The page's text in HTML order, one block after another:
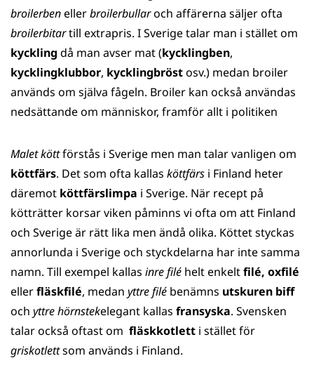
broilerbenellerbroilerbullaroch affärerna säljer ofta
broilerbitartill extrapris. I Sverige talar man i stället om
kyckling då man avser mat (kycklingben,
kycklingklubbor, kycklingbröstosv.) medan broiler
används om själva fågeln. Broiler kan också användas
nedsättande om människor, framför allt i politiken
Malet köttförstås i Sverige men man talar vanligen om
köttfärs. Det som ofta kallas köttfärs i Finland heter
däremot köttfärslimpa i Sverige. När recept på
kötträtter korsar viken påminns vi ofta om att Finland
och Sverige är rätt lika men ändå olika. Köttet styckas
annorlunda i Sverige och styckdelarna har inte samma
namn. Till exempel kallas inre filé helt enkeltfilé, oxfilé
ellerfläskfilé, medan yttre filé benämns utskuren biff
och yttre hörnstekelegant kallas fransyska. Svensken
talar också oftast om fläskkotlett i stället för
griskotlettsom används i Finland.